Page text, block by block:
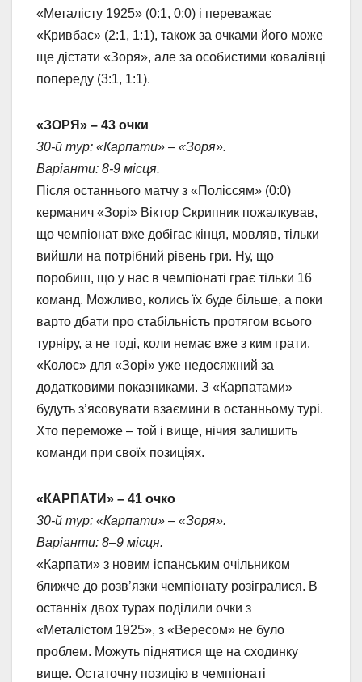
«Металісту 1925» (0:1, 0:0) і переважає
«Кривбас» (2:1, 1:1), також за очками його може
ще дістати «Зоря», але за особистими ковалівці
попереду (3:1, 1:1).
«ЗОРЯ» – 43 очки
30-й тур: «Карпати» – «Зоря».
Варіанти: 8-9 місця.
Після останнього матчу з «Поліссям» (0:0)
керманич «Зорі» Віктор Скрипник пожалкував,
що чемпіонат вже добігає кінця, мовляв, тільки
вийшли на потрібний рівень гри. Ну, що
поробиш, що у нас в чемпіонаті грає тільки 16
команд. Можливо, колись їх буде більше, а поки
варто дбати про стабільність протягом всього
турніру, а не тоді, коли немає вже з ким грати.
«Колос» для «Зорі» уже недосяжний за
додатковими показниками. З «Карпатами»
будуть з’ясовувати взаємини в останньому турі.
Хто переможе – той і вище, нічия залишить
команди при своїх позиціях.
«КАРПАТИ» – 41 очко
30-й тур: «Карпати» – «Зоря».
Варіанти: 8–9 місця.
«Карпати» з новим іспанським очільником
ближче до розв’язки чемпіонату розігралися. В
останніх двох турах поділили очки з
«Металістом 1925», з «Вересом» не було
проблем. Можуть піднятися ще на сходинку
вище. Остаточну позицію в чемпіонаті